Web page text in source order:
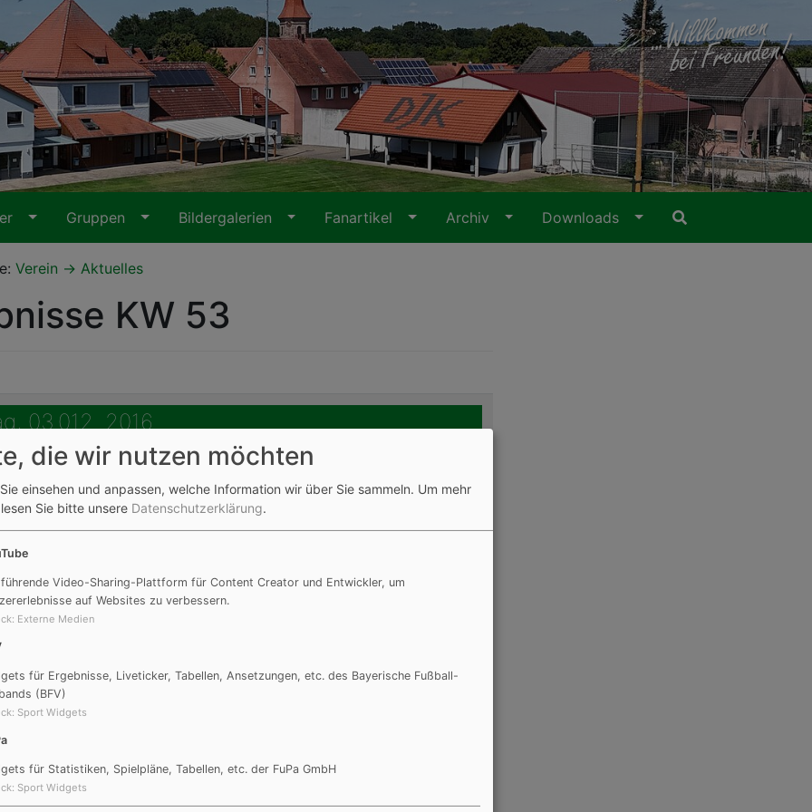
Gruppen Bildergalerien Fanartikel Archiv Downloads
Verein Aktuelles
KW 53
03.012. 2016
Hallencup Gruppe B in Freystadt ab 14:00 Uhr
1:1 DJK Göggelsbuch
Andreas Häusler
Alexander Sossau
Andreas Häusler 2, Alexander Sossau
die wir nutzen möchten
einsehen und anpassen, welche Information wir über Sie sammeln. Um mehr
Sie bitte unsere Datenschutzerklärung.
führende Video-Sharing-Plattform für Content Creator und Entwickler, um
auf Websites zu verbessern.
: Externe Medien
für Ergebnisse, Liveticker, Tabellen, Ansetzungen, etc. des Bayerische Fußball-
(BFV)
: Sport Widgets
für Statistiken, Spielpläne, Tabellen, etc. der FuPa GmbH
: Sport Widgets